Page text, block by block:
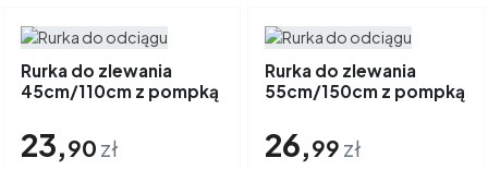
Rurka do zlewania
45cm/110cm z pompką
23,90 zł
Rurka do zlewania
55cm/150cm z pompką
26,99 zł